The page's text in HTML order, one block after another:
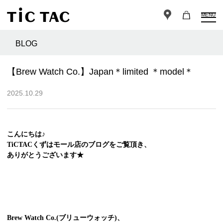
MENU
BLOG
【Brew Watch Co.】Japan＊limited ＊model＊
2025.10.29
こんにちは♪
TiCTACくずはモール店のブログをご覧頂き、
ありがとうございます★
Brew Watch Co.(ブリューウォッチ)、